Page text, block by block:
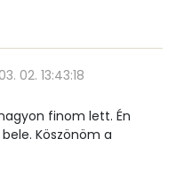
169 micro
0 micro
02. 13:43:18
finom lett. Én
Köszönöm a